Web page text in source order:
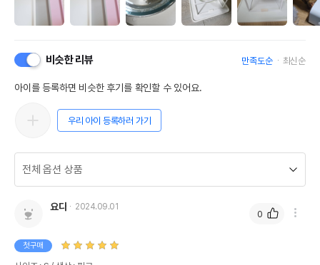
비슷한 리뷰 만족도순 최신순
아이를 등록하면 비슷한 후기를 확인할 수 있어요.
우리 아이 등록하러 가기
요다 2024.09.01
첫구매
0